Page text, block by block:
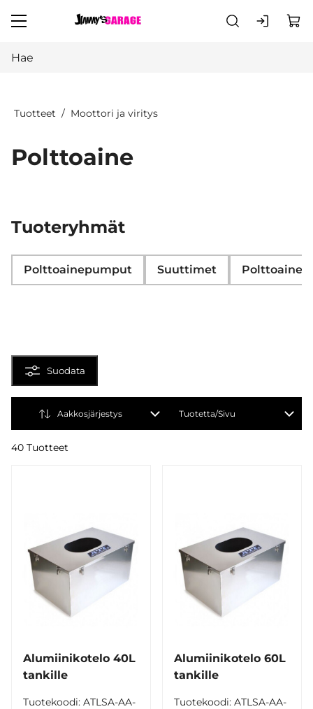
Tuotteet Moottori ja viritys
Polttoaine
Tuoteryhmät
Polttoainepumput Suuttimet
Suodata
Aakkosjärjestys Tuotetta/Sivu
40 Tuotteet
Alumiinikotelo 40L
tankille
Tuotekoodi: ATLSA-AA-
Alumiinikotelo 60L
tankille
Tuotekoodi: ATLSA-AA-